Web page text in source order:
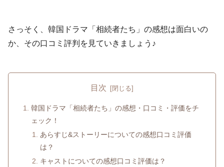
さっそく、韓国ドラマ「相続者たち」の感想は面白いの
か、その口コミ評判を見ていきましょう♪
目次
韓国ドラマ「相続者たち」の感想・口コミ・評価をチ
ェック！
あらすじ&ストーリーについての感想口コミ評価
は？
キャストについての感想口コミ評価は？